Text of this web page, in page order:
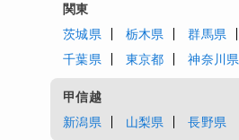
関東
茨城県
栃木県 群馬県
千葉県
東京都 神奈川県
甲信越
新潟県
山梨県 長野県